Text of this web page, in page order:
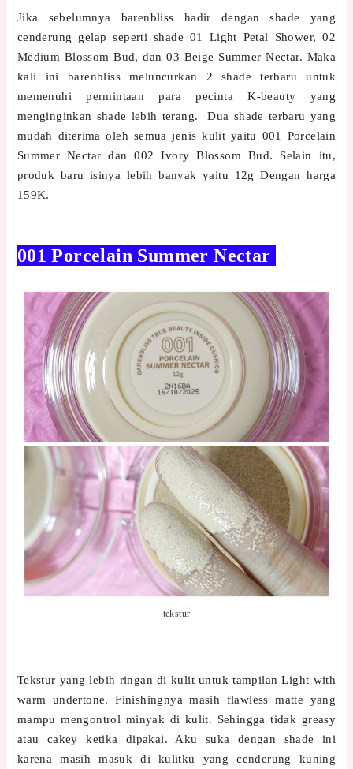
Jika sebelumnya barenbliss hadir dengan shade yang
cenderung gelap seperti shade 01 Light Petal Shower, 02
Medium Blossom Bud, dan 03 Beige Summer Nectar. Maka
kali ini barenbliss meluncurkan 2 shade terbaru untuk
memenuhi permintaan para pecinta K-beauty yang
menginginkan shade lebih terang. Dua shade terbaru yang
mudah diterima oleh semua jenis kulit yaitu 001 Porcelain
Summer Nectar dan 002 Ivory Blossom Bud. Selain itu,
produk baru isinya lebih banyak yaitu 12g Dengan harga
159K.
001 Porcelain Summer Nectar
tekstur
Tekstur yang lebih ringan di kulit untuk tampilan Light with
warm undertone. Finishingnya masih flawless matte yang
mampu mengontrol minyak di kulit. Sehingga tidak greasy
atau cakey ketika dipakai. Aku suka dengan shade ini
karena masih masuk di kulitku yang cenderung kuning